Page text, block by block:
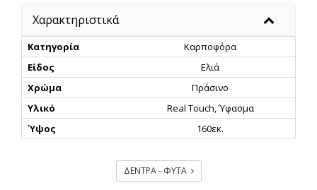
Χαρακτηριστικά
Κατηγορία
Καρποφόρα
Είδος
Ελιά
Χρώμα
Πράσινο
Υλικό
Real Touch, Ύφασμα
Ύψος
160εκ.
ΔΕΝΤΡΑ - ΦΥΤΑ